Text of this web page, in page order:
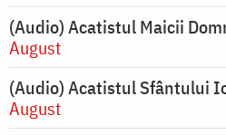
(Audio) Acatistul Maicii
August
(Audio) Acatistul Sfântului
August